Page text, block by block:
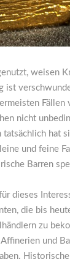
weisen
ist
Fällen
nicht
tatsächlich hat
und feine
Barren
dieses
die bis
zu
und